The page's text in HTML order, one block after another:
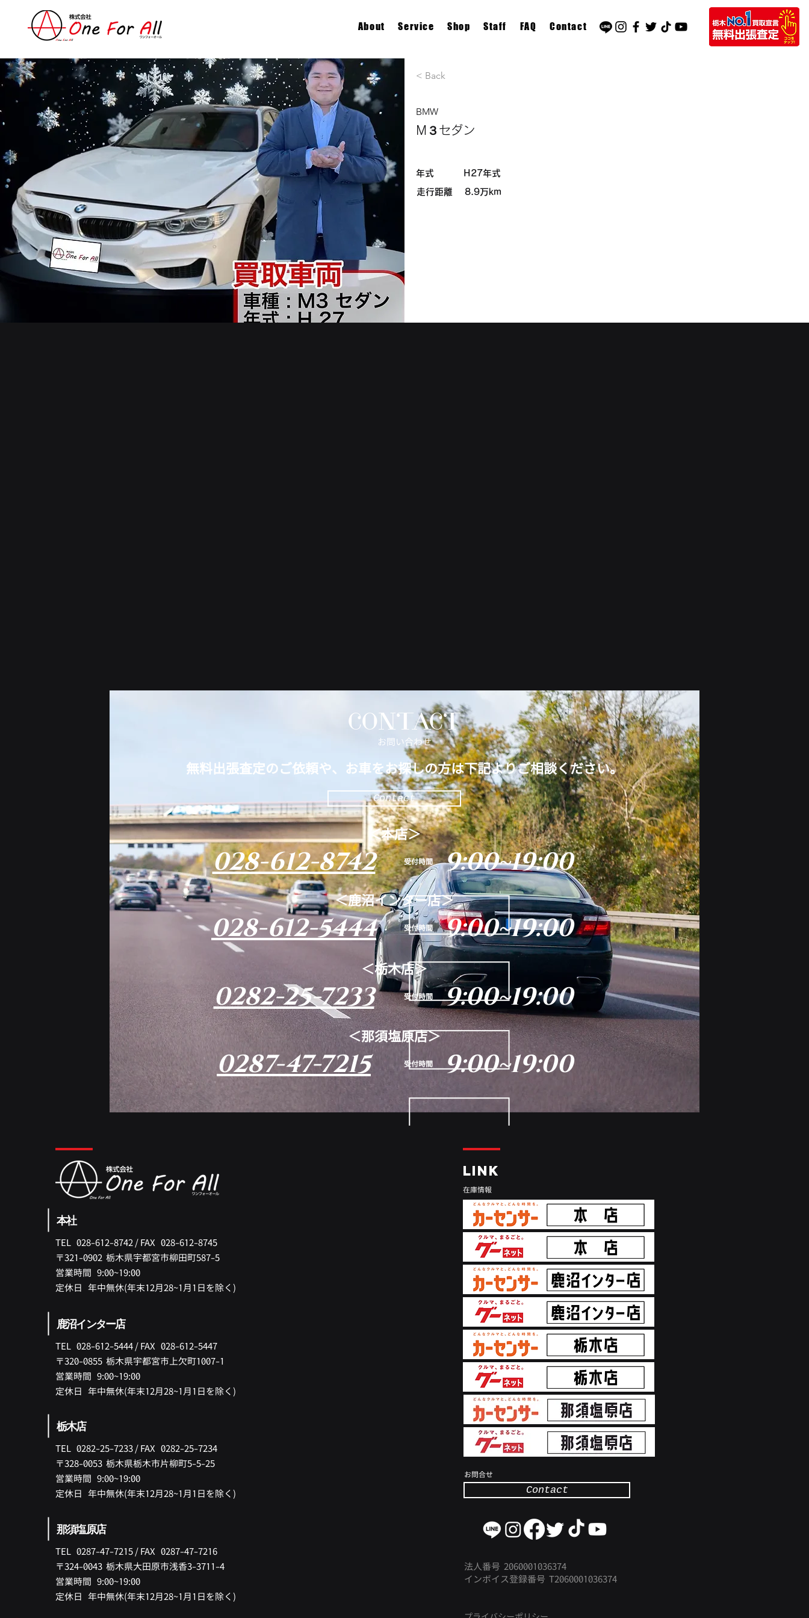
About Service Shop Staff FAQ Contact
< Back
BMW
M３セダン
​年式 H27年式
​走行距離 8.9万km
CONTACT
​お問い合わせ
無料出張査定のご依頼や、お車をお探しの方は下記よりご相談ください。
Contact
028-612-8742 ​受付時間
9:00~19:00
028-612-5444
​受付時間 9:00~19:00
＜本店＞
＜鹿沼インター店＞
＜栃木店＞
0282-25-7233 ​受付時間 9:00~19:00
＜那須塩原店＞
0287-47-7215 ​受付時間 9:00~19:00
本社
TEL 028-612-8742 /FAX 028-612-8745
〒321-0902 ​栃木県宇都宮市柳田町587-5
​営業時間 9:00~19:00
​定休日 年中無休(年末12月28~1月1日を除く)
鹿沼インター店
TEL 028-612-5444 /FAX 028-612-5447
〒320-0855 ​栃木県宇都宮市上欠町1007-1
​営業時間 9:00~19:00
​定休日 年中無休(年末12月28~1月1日を除く)
栃木店
TEL 0282-25-7233 /FAX 0282-25-7234
〒328-0053 ​栃木県栃木市片柳町5-5-25
営業時間 9:00~19:00
​定休日 年中無休(年末12月28~1月1日を除く)
那須塩原店
TEL 0287-47-7215 /FAX 0287-47-7216
〒324-0043 ​栃木県大田原市浅香3-3711-4
営業時間 9:00~19:00
​定休日 年中無休(年末12月28~1月1日を除く)
LINK
​在庫情報
​お問合せ
Contact
法人番号 2060001036374
インボイス登録番号 ​T2060001036374